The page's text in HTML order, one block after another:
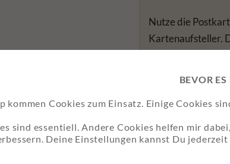
Nutze die
Kartenaufsteller.
hochwertiger
abgebildete Farbe
BEVOR
kommen Cookies zum Einsatz. Einige Cookies
sind essentiell. Andere Cookies helfen mir
Deine Einstellungen kannst Du